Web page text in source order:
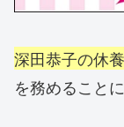
深田恭子の休
を務めることに